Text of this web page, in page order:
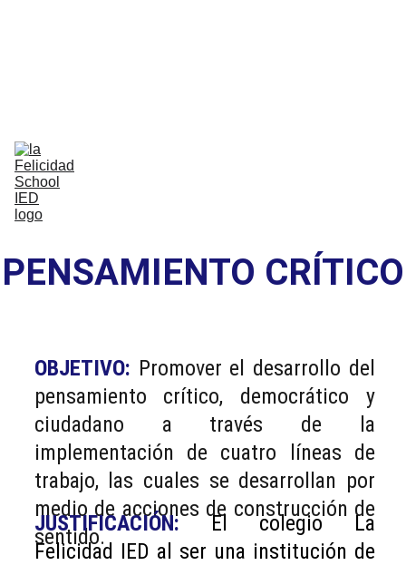
PENSAMIENTO CRÍTICO
OBJETIVO: Promover el desarrollo del
pensamiento crítico, democrático y
ciudadano a través de la
implementación de cuatro líneas de
trabajo, las cuales se desarrollan por
medio de acciones de construcción de
sentido.
JUSTIFICACIÓN:El colegio La
Felicidad IED al ser una institución de